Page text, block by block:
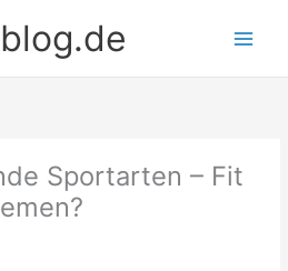
Sportarten – Fit